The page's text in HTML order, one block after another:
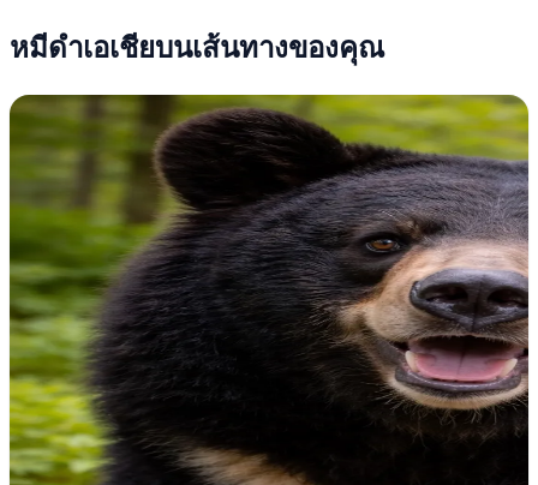
หมีดำเอเชียบนเส้นทางของคุณ